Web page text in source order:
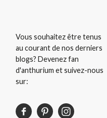
Vous souhaitez être tenus
au courant de nos derniers
blogs? Devenez fan
d'anthurium et suivez-nous
sur: